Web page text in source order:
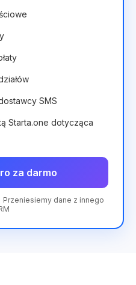
SMS
Starta.one dotycząca
za darmo
Przeniesiemy dane z innego